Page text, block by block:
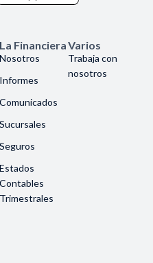
La Financiera
Nosotros
Informes
Comunicados
Sucursales
Seguros
Estados
Contables
Trimestrales
Varios
Trabaja con
nosotros